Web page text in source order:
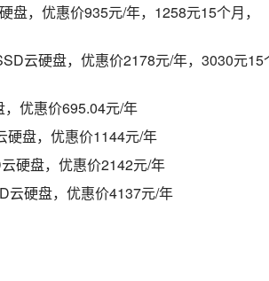
，优惠价935元/年，1258元15个月，
云硬盘，优惠价2178元/年，3030元15
优惠价695.04元/年
硬盘，优惠价1144元/年
硬盘，优惠价2142元/年
云硬盘，优惠价4137元/年